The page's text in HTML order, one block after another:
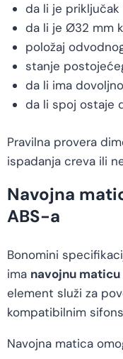
da li je priključak
da li je Ø32 mm
položaj
stanje
da li ima
da li spoj ostaje
Pravilna provera
ispadanja creva ili
Navojna
ABS-a
Bonomini
ima navojnu
element služi za
kompatibilnim
Navojna matica